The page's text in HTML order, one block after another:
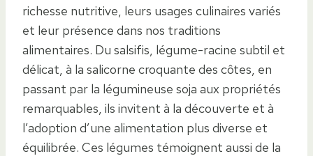
richesse nutritive, leurs usages culinaires variés
et leur présence dans nos traditions
alimentaires. Du salsifis, légume-racine subtil et
délicat, à la salicorne croquante des côtes, en
passant par la légumineuse soja aux propriétés
remarquables, ils invitent à la découverte et à
l’adoption d’une alimentation plus diverse et
équilibrée. Ces légumes témoignent aussi de la